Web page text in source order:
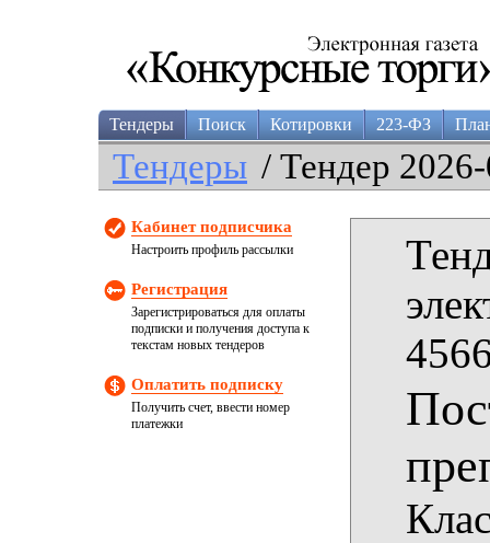
Тендеры Поиск Котировки 223-ФЗ
Тендеры / Тендер
Кабинет подписчика
Настроить профиль рассылки
Регистрация
Зарегистрироваться для оплаты
подписки и получения доступа к
текстам новых тендеров
Оплатить подписку
Получить счет, ввести номер
платежки